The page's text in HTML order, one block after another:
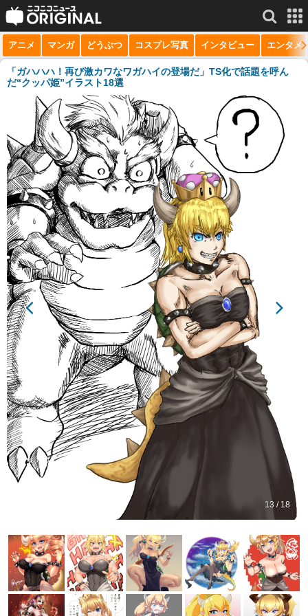
サービス一覧 もっと見る
niconico
動画
生放送
ニュース
チャンネル
マンガ
ニコニコQ
アニメ マンガ どうぶつ コスプレ写真 インタビュー エンタメ
「ガハハハ！再び激カワなワガハイの登場だ」TS化で話題を呼ん
だ“クッパ姫”イラスト18選
13 / 18